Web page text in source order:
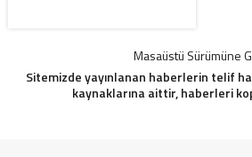
Masaüstü Sürümüne
Sitemizde yayınlanan haberlerin telif
kaynaklarına aittir, haberleri